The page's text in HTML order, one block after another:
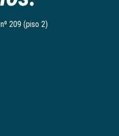
209 (piso 2)